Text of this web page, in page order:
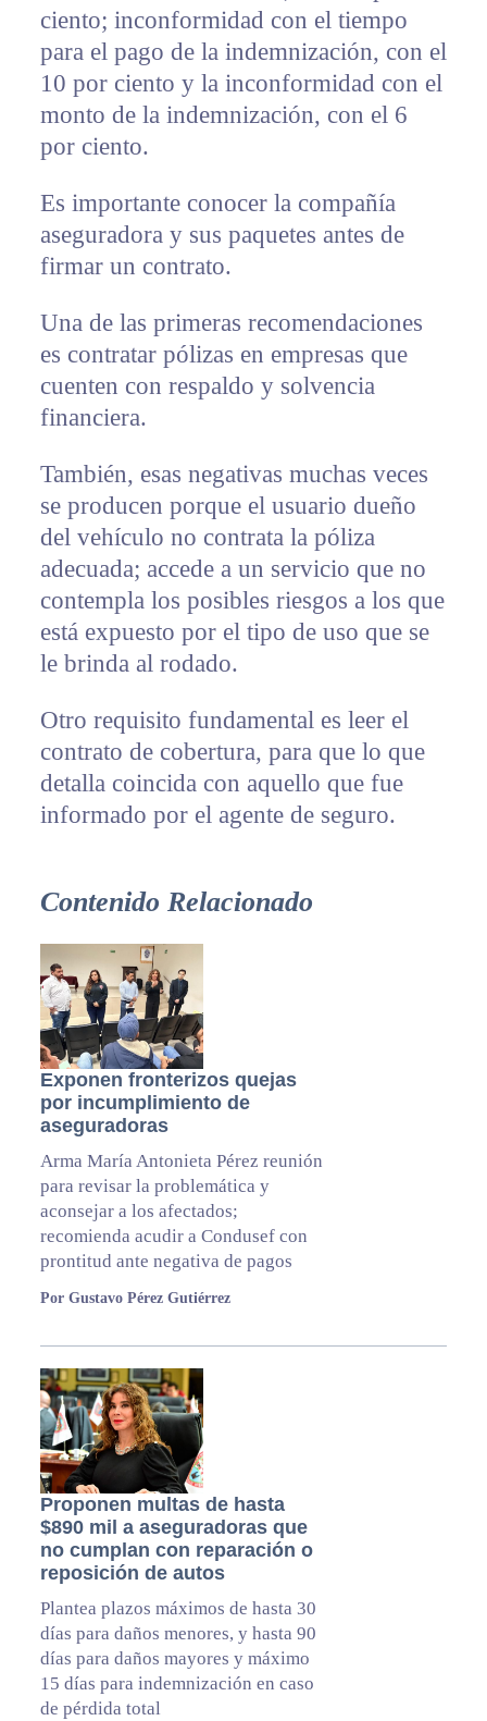
ciento; inconformidad con el tiempo
para el pago de la indemnización, con el
10 por ciento y la inconformidad con el
monto de la indemnización, con el 6
por ciento.
Es importante conocer la compañía
aseguradora y sus paquetes antes de
firmar un contrato.
Una de las primeras recomendaciones
es contratar pólizas en empresas que
cuenten con respaldo y solvencia
financiera.
También, esas negativas muchas veces
se producen porque el usuario dueño
del vehículo no contrata la póliza
adecuada; accede a un servicio que no
contempla los posibles riesgos a los que
está expuesto por el tipo de uso que se
le brinda al rodado.
Otro requisito fundamental es leer el
contrato de cobertura, para que lo que
detalla coincida con aquello que fue
informado por el agente de seguro.
Contenido Relacionado
Exponen fronterizos quejas
por incumplimiento de
aseguradoras
Arma María Antonieta Pérez reunión
para revisar la problemática y
aconsejar a los afectados;
recomienda acudir a Condusef con
prontitud ante negativa de pagos
Por Gustavo Pérez Gutiérrez
Proponen multas de hasta
$890 mil a aseguradoras que
no cumplan con reparación o
reposición de autos
Plantea plazos máximos de hasta 30
días para daños menores, y hasta 90
días para daños mayores y máximo
15 días para indemnización en caso
de pérdida total